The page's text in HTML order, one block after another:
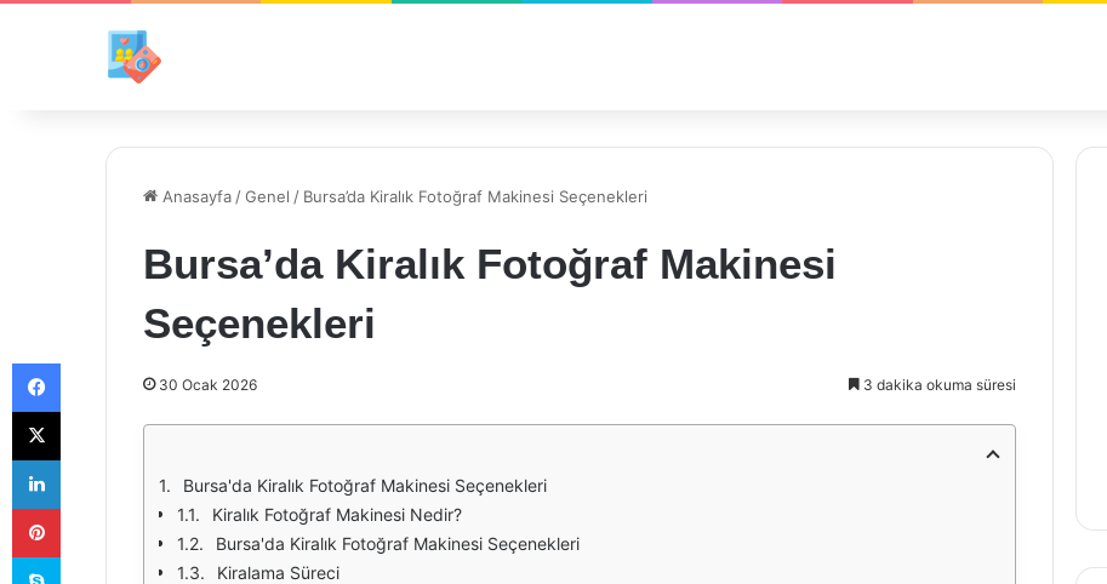
Anasayfa /Genel / Bursa’da Kiralık Fotoğraf Makinesi Seçenekleri
Bursa’da Kiralık Fotoğraf Makinesi
Seçenekleri
30 Ocak 2026 3 dakika okuma süresi
Bursa'da Kiralık Fotoğraf Makinesi Seçenekleri
Kiralık Fotoğraf Makinesi Nedir?
Bursa'da Kiralık Fotoğraf Makinesi Seçenekleri
Kiralama Süreci
Facebook
X
LinkedIn
Pinterest
Skype